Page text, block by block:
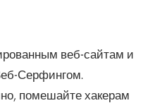
веб-сайтам и
Серфингом.
помешайте хакерам